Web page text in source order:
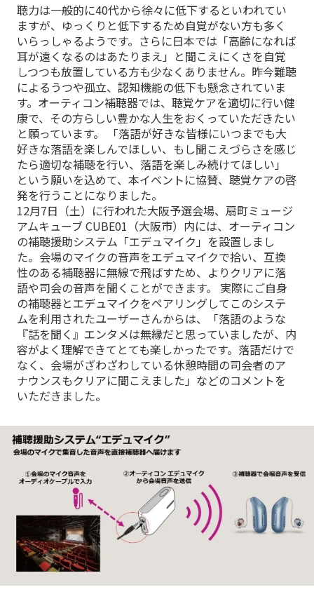
聴力は一般的に40代から徐々に低下するといわれてい
ますが、ゆっくりと低下するため自覚がない方も多く
いらっしゃるようです。さらに日本では「高齢になれば
耳が遠くなるのはあたりまえ」と聞こえにくさを自覚
しつつも放置している方も少なくありません。昨今難聴
によるうつや孤立、認知機能の低下も懸念されていま
す。オーティコン補聴器では、聴覚ケアを適切に行い健
康で、その方らしい豊かな人生をおくっていただきたい
と願っています。 「落語が好きな皆様にいつまでも大
好きな落語を楽しんでほしい、もし聞こえづらさを感じ
たら適切な補聴を行い、落語を楽しみ続けてほしい」
という願いを込めて、本イベントに協賛、聴覚ケアの啓
発を行うことになりました。
12月7日（土）に行われた大阪予選会場、扇町ミュージ
アムキューブ CUBE01（大阪市）内には、オーティコン
の補聴援助システム「エデュマイク」を設置しまし
た。会場のマイクの音声をエデュマイクで拾い、互換
性のある補聴器に無線で飛ばすため、よりクリアに落
語や司会の音声を聞くことができます。 実際にご自身
の補聴器とエデュマイクをペアリングしてこのシステ
ムを利用されたユーザーさんからは、「落語のような
『話を聞く』エンタメは無縁だと思っていましたが、内
容がよく理解できてとても楽しかったです。落語だけで
なく、会場がざわざわしている休憩時間の司会者のア
ナウンスもクリアに聞こえました」などのコメントを
いただきました。